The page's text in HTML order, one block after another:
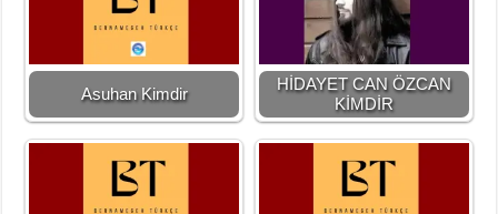
Asuhan Kimdir
HİDAYET CAN ÖZCAN
KİMDİR